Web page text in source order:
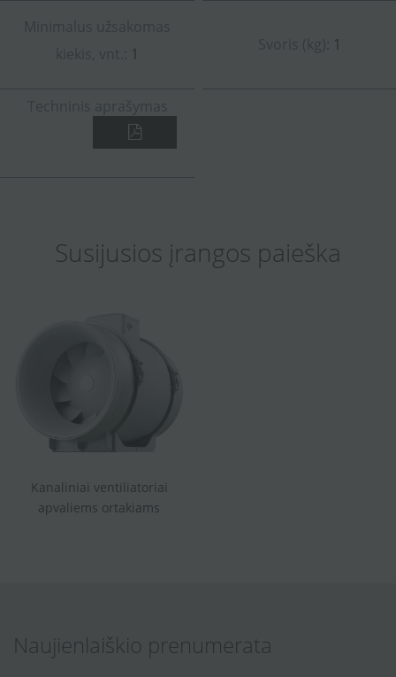
Minimalus užsakomas
kiekis, vnt.: 1 Svoris (kg): 1
Techninis aprašymas
Susijusios įrangos paieška
Kanaliniai ventiliatoriai
apvaliems ortakiams
Naujienlaiškio prenumerata